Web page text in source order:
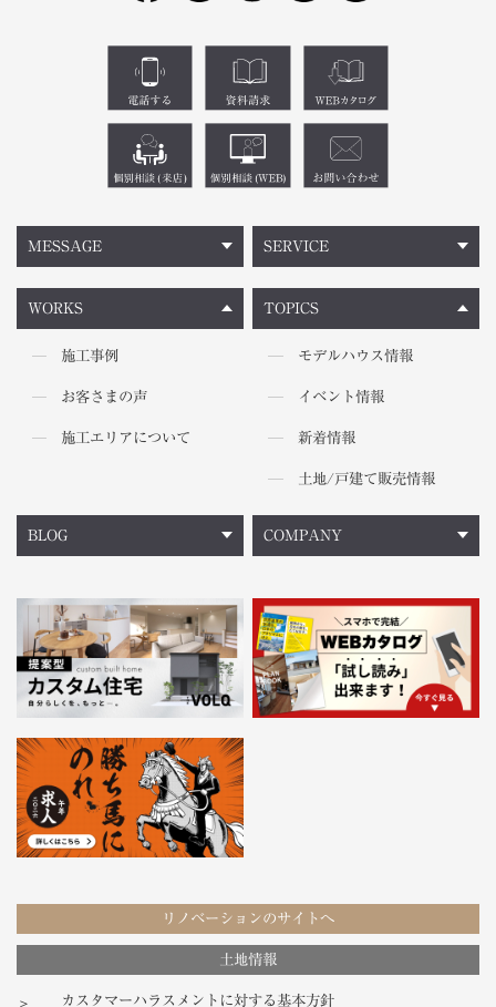
MESSAGE
WORKS
施工事例
お客さまの声
施工エリアについて
TOPICS
モデルハウス情報
イベント情報
新着情報
土地/戸建て販売情報
SERVICE
BLOG COMPANY
リノベーションのサイトへ
土地情報
カスタマーハラスメントに対する基本方針